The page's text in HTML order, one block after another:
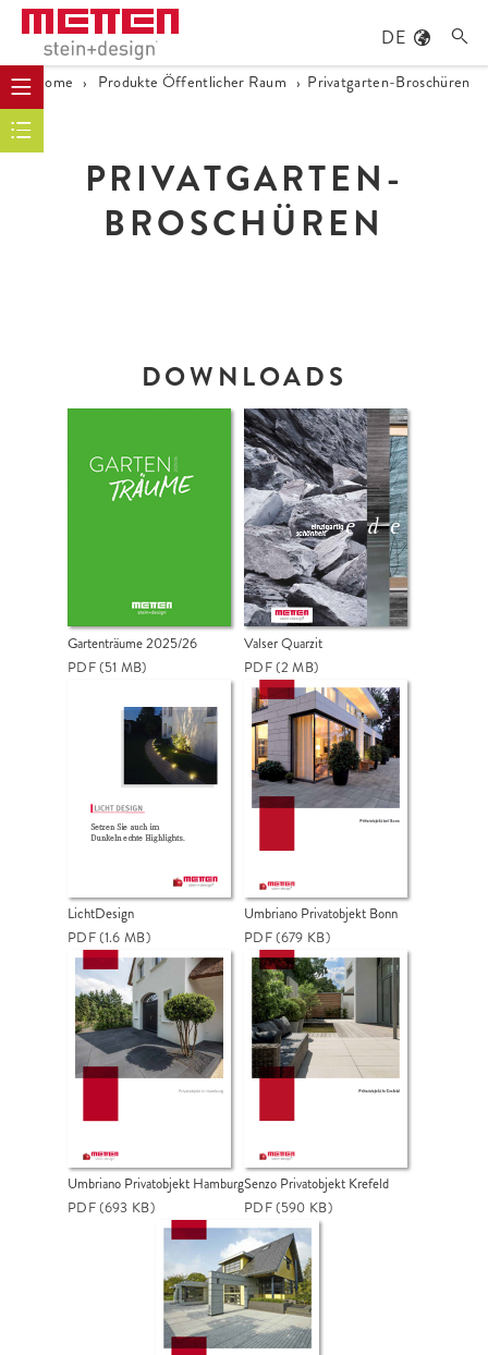
DE 
Home › Produkte Öffentlicher Raum › Privatgarten-Broschüren
PRIVATGARTEN-
BROSCHÜREN
DOWNLOADS
Gartenträume 2025/26
PDF(51 MB)
Valser Quarzit
PDF(2 MB)
LichtDesign
PDF(1.6 MB)
Umbriano Privatobjekt Bonn
PDF(679 KB)
Umbriano Privatobjekt Hamburg
PDF(693 KB)
Senzo Privatobjekt Krefeld
PDF(590 KB)